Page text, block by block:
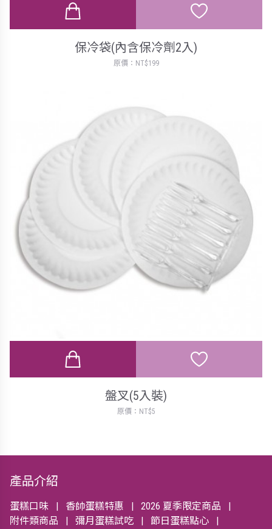
保冷袋(內含保冷劑2入)
原價：NT$199
盤叉(5入裝)
原價：NT$5
產品介紹
蛋糕口味 香帥蛋糕特惠
2026 夏季限定商品
附件類商品
彌月蛋糕試吃 節日蛋糕點心